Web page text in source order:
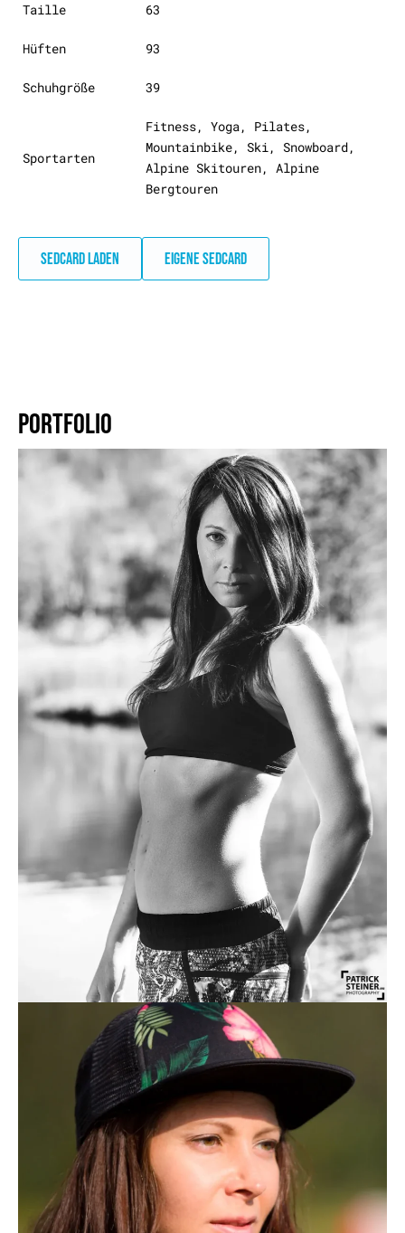
Taille 63
Hüften 93
Schuhgröße 39
Sportarten
Fitness, Yoga, Pilates,
Mountainbike, Ski, Snowboard,
Alpine Skitouren, Alpine
Bergtouren
SEDCARD LADEN EIGENE SEDCARD
PORTFOLIO